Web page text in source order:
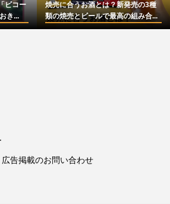
ビコー
き...
焼売に合うお酒とは？新発売の3種
類の焼売とビールで最高の組み合...
告掲載のお問い合わせ